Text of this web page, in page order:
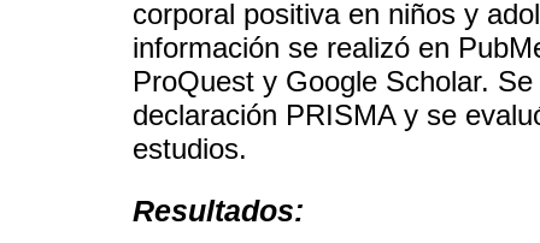
corporal positiva en niños y
información se realizó en
ProQuest y Google Scholar.
declaración PRISMA y se
estudios.
Resultados: